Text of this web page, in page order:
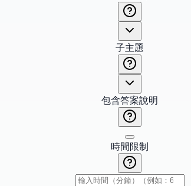
子主題
包含答案說明
時間限制